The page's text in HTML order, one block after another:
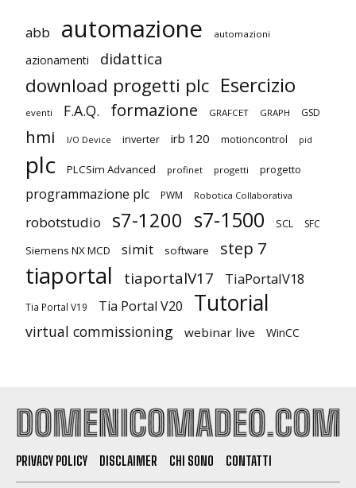
abb automazione automazioni
azionamenti didattica
download progetti plc Esercizio
eventi F.A.Q. formazione GRAFCET GRAPH GSD
hmi I/O Device inverter irb 120 motioncontrol pid
plc PLCSim Advanced profinet progetti progetto
programmazione plc PWM Robotica Collaborativa
robotstudio s7-1200 s7-1500 SCL SFC
Siemens NX MCD simit software step 7
tiaportal tiaportalV17 TiaPortalV18
Tia Portal V19 Tia Portal V20 Tutorial
virtual commissioning webinar live WinCC
PRIVACY POLICY DISCLAIMER CHI SONO CONTATTI